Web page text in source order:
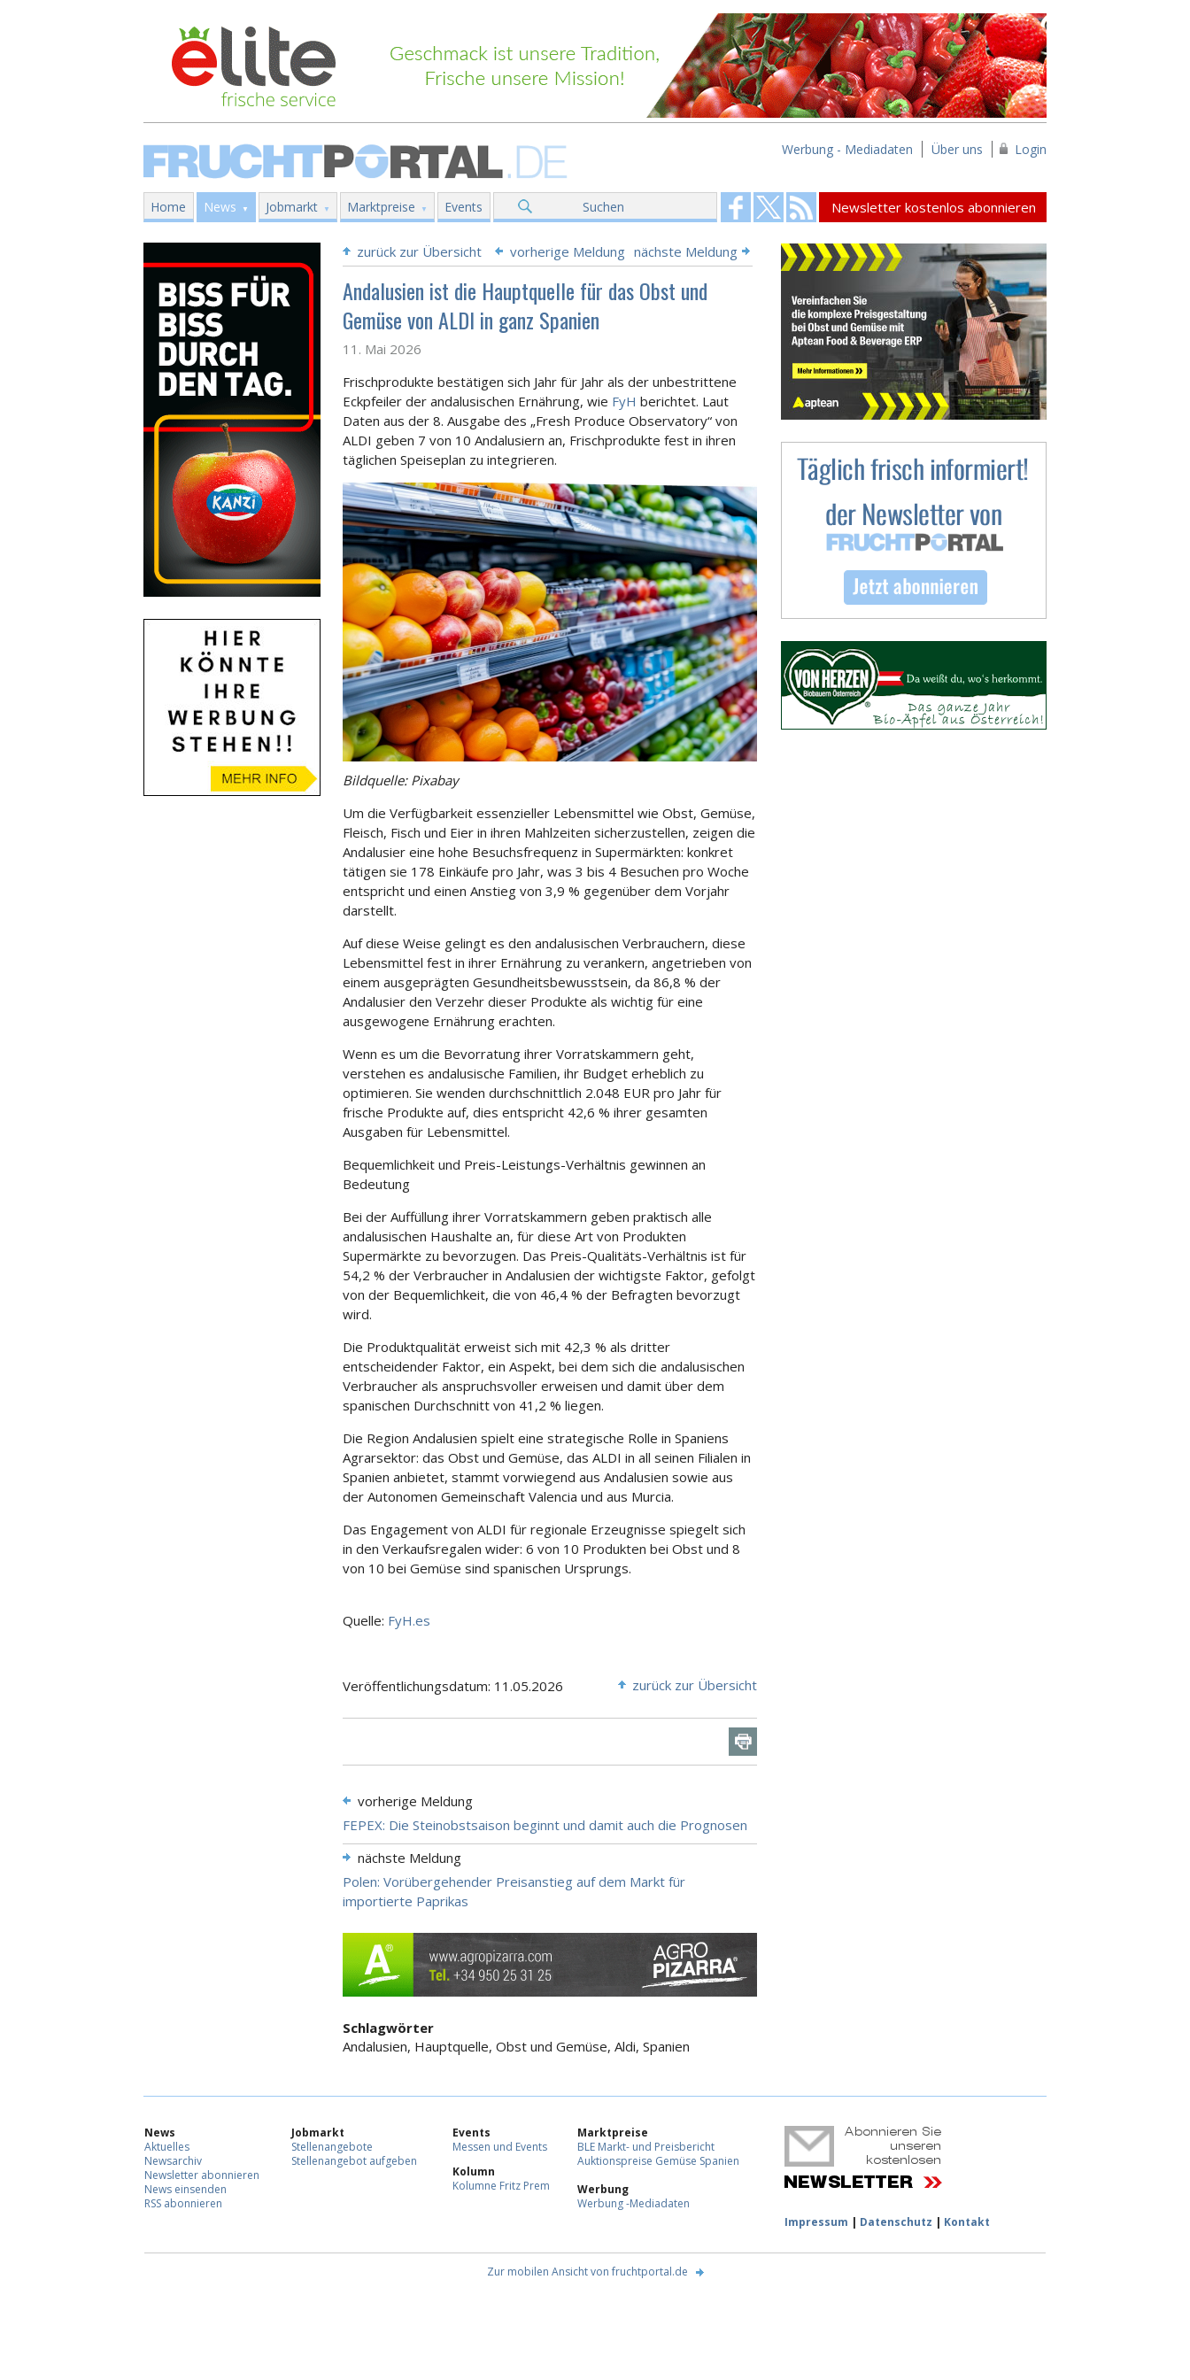
Werbung - Mediadaten Über uns Login
Home News Jobmarkt Marktpreise Events Suchen Newsletter kostenlos abonnieren
zurück zur Übersicht vorherige Meldung nächste Meldung
Andalusien ist die Hauptquelle für das Obst und
Gemüse von ALDI in ganz Spanien
11. Mai 2026
Frischprodukte bestätigen sich Jahr für Jahr als der unbestrittene
Eckpfeiler der andalusischen Ernährung, wie FyH berichtet. Laut
Daten aus der 8. Ausgabe des „Fresh Produce Observatory“ von
ALDI geben 7 von 10 Andalusiern an, Frischprodukte fest in ihren
täglichen Speiseplan zu integrieren.
Bildquelle: Pixabay
Um die Verfügbarkeit essenzieller Lebensmittel wie Obst, Gemüse,
Fleisch, Fisch und Eier in ihren Mahlzeiten sicherzustellen, zeigen die
Andalusier eine hohe Besuchsfrequenz in Supermärkten: konkret
tätigen sie 178 Einkäufe pro Jahr, was 3 bis 4 Besuchen pro Woche
entspricht und einen Anstieg von 3,9 % gegenüber dem Vorjahr
darstellt.
Auf diese Weise gelingt es den andalusischen Verbrauchern, diese
Lebensmittel fest in ihrer Ernährung zu verankern, angetrieben von
einem ausgeprägten Gesundheitsbewusstsein, da 86,8 % der
Andalusier den Verzehr dieser Produkte als wichtig für eine
ausgewogene Ernährung erachten.
Wenn es um die Bevorratung ihrer Vorratskammern geht,
verstehen es andalusische Familien, ihr Budget erheblich zu
optimieren. Sie wenden durchschnittlich 2.048 EUR pro Jahr für
frische Produkte auf, dies entspricht 42,6 % ihrer gesamten
Ausgaben für Lebensmittel.
Bequemlichkeit und Preis-Leistungs-Verhältnis gewinnen an
Bedeutung
Bei der Auffüllung ihrer Vorratskammern geben praktisch alle
andalusischen Haushalte an, für diese Art von Produkten
Supermärkte zu bevorzugen. Das Preis-Qualitäts-Verhältnis ist für
54,2 % der Verbraucher in Andalusien der wichtigste Faktor, gefolgt
von der Bequemlichkeit, die von 46,4 % der Befragten bevorzugt
wird.
Die Produktqualität erweist sich mit 42,3 % als dritter
entscheidender Faktor, ein Aspekt, bei dem sich die andalusischen
Verbraucher als anspruchsvoller erweisen und damit über dem
spanischen Durchschnitt von 41,2 % liegen.
Die Region Andalusien spielt eine strategische Rolle in Spaniens
Agrarsektor: das Obst und Gemüse, das ALDI in all seinen Filialen in
Spanien anbietet, stammt vorwiegend aus Andalusien sowie aus
der Autonomen Gemeinschaft Valencia und aus Murcia.
Das Engagement von ALDI für regionale Erzeugnisse spiegelt sich
in den Verkaufsregalen wider: 6 von 10 Produkten bei Obst und 8
von 10 bei Gemüse sind spanischen Ursprungs.
Quelle: FyH.es
Veröffentlichungsdatum: 11.05.2026 zurück zur Übersicht
vorherige Meldung
FEPEX: Die Steinobstsaison beginnt und damit auch die Prognosen
nächste Meldung
Polen: Vorübergehender Preisanstieg auf dem Markt für
importierte Paprikas
Schlagwörter
Andalusien, Hauptquelle, Obst und Gemüse, Aldi, Spanien
News
Aktuelles
Newsarchiv
Newsletter abonnieren
News einsenden
RSS abonnieren
Jobmarkt
Stellenangebote
Stellenangebot aufgeben
Events
Messen und Events
Kolumn
Kolumne Fritz Prem
Marktpreise
BLE Markt- und Preisbericht
Auktionspreise Gemüse Spanien
Werbung
Werbung -Mediadaten
Impressum | Datenschutz | Kontakt
Zur mobilen Ansicht von fruchtportal.de